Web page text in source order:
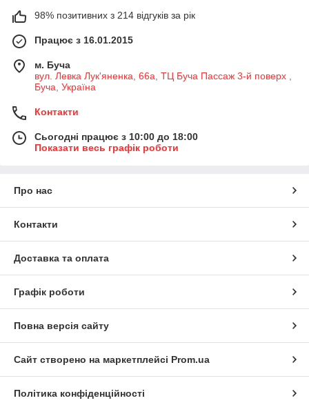
98% позитивних з 214 відгуків за рік
Працює з 16.01.2015
м. Буча
вул. Левка Лук'яненка, 66а, ТЦ Буча Пассаж 3-й поверх ,
Буча, Україна
Контакти
Сьогодні працює з 10:00 до 18:00
Показати весь графік роботи
Про нас
Контакти
Доставка та оплата
Графік роботи
Повна версія сайту
Сайт створено на маркетплейсі Prom.ua
Політика конфіденційності